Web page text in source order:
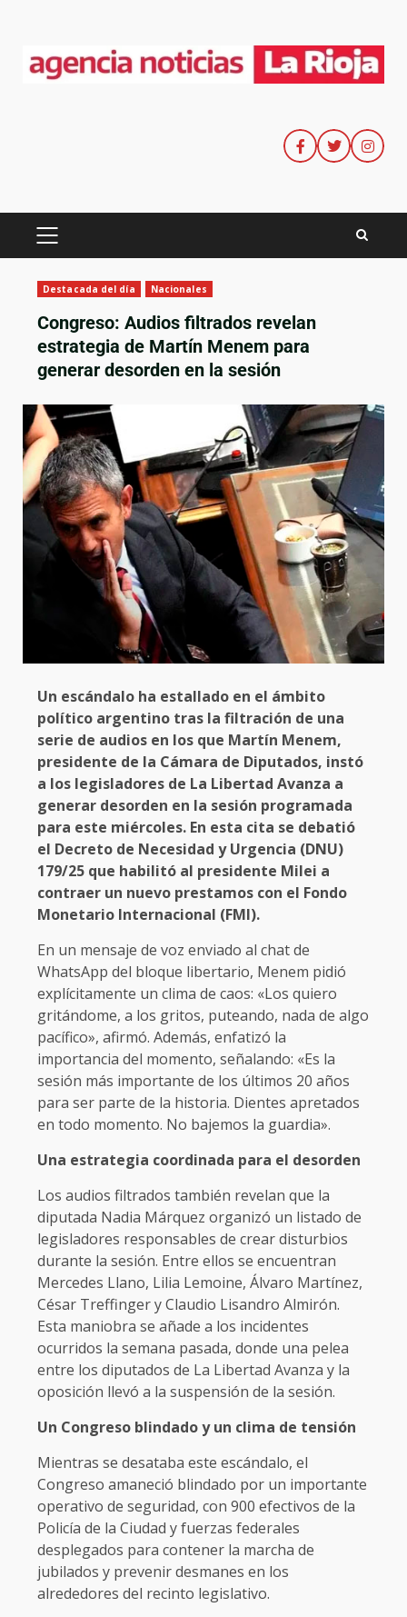
Destacada del día Nacionales
Congreso: Audios filtrados revelan
estrategia de Martín Menem para
generar desorden en la sesión
Un escándalo ha estallado en el ámbito
político argentino tras la filtración de una
serie de audios en los que Martín Menem,
presidente de la Cámara de Diputados, instó
a los legisladores de La Libertad Avanza a
generar desorden en la sesión programada
para este miércoles. En esta cita se debatió
el Decreto de Necesidad y Urgencia (DNU)
179/25 que habilitó al presidente Milei a
contraer un nuevo prestamos con el Fondo
Monetario Internacional (FMI).
En un mensaje de voz enviado al chat de
WhatsApp del bloque libertario, Menem pidió
explícitamente un clima de caos: «Los quiero
gritándome, a los gritos, puteando, nada de algo
pacífico», afirmó. Además, enfatizó la
importancia del momento, señalando: «Es la
sesión más importante de los últimos 20 años
para ser parte de la historia. Dientes apretados
en todo momento. No bajemos la guardia».
Una estrategia coordinada para el desorden
Los audios filtrados también revelan que la
diputada Nadia Márquez organizó un listado de
legisladores responsables de crear disturbios
durante la sesión. Entre ellos se encuentran
Mercedes Llano, Lilia Lemoine, Álvaro Martínez,
César Treffinger y Claudio Lisandro Almirón.
Esta maniobra se añade a los incidentes
ocurridos la semana pasada, donde una pelea
entre los diputados de La Libertad Avanza y la
oposición llevó a la suspensión de la sesión.
Un Congreso blindado y un clima de tensión
Mientras se desataba este escándalo, el
Congreso amaneció blindado por un importante
operativo de seguridad, con 900 efectivos de la
Policía de la Ciudad y fuerzas federales
desplegados para contener la marcha de
jubilados y prevenir desmanes en los
alrededores del recinto legislativo.